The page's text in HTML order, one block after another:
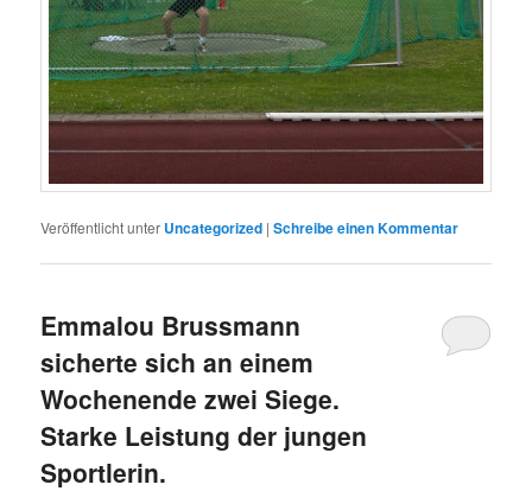
Veröffentlicht unter Uncategorized |Schreibe einen Kommentar
Emmalou Brussmann
sicherte sich an einem
Wochenende zwei Siege.
Starke Leistung der jungen
Sportlerin.